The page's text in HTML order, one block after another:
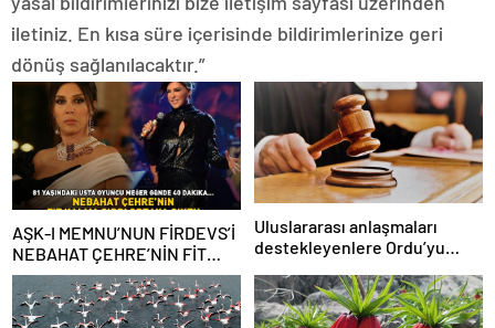
iletiniz. En kısa süre içerisinde bildirimlerinize geri
dönüş sağlanılacaktır.”
AŞK-I MEMNU’NUN FİRDEVS’İ
NEBAHAT ÇEHRE’NİN FİT
KALMA SIRRI! 81 yaşındaki
ünlü oyuncu meğer günde 40
dakika…
Uluslararası anlaşmaları
destekleyenlere Ordu’yu